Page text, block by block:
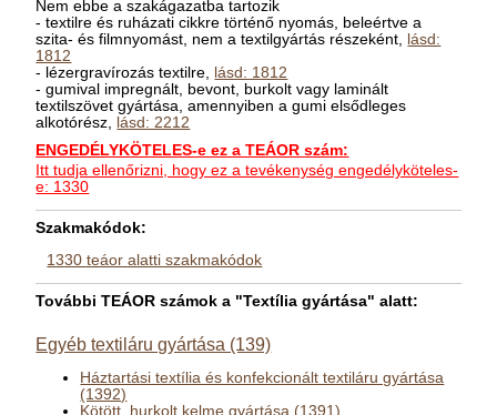
Nem ebbe a szakágazatba tartozik
- textilre és ruházati cikkre történő nyomás, beleértve a
szita- és filmnyomást, nem a textilgyártás részeként, lásd:
1812
- lézergravírozás textilre, lásd: 1812
- gumival impregnált, bevont, burkolt vagy laminált
textilszövet gyártása, amennyiben a gumi elsődleges
alkotórész, lásd: 2212
ENGEDÉLYKÖTELES-e ez a TEÁOR szám:
Itt tudja ellenőrizni, hogy ez a tevékenység engedélyköteles-
e: 1330
Szakmakódok:
1330 teáor alatti szakmakódok
További TEÁOR számok a "Textília gyártása" alatt:
Egyéb textiláru gyártása (139)
Háztartási textília és konfekcionált textiláru gyártása
(1392)
Kötött, hurkolt kelme gyártása (1391)